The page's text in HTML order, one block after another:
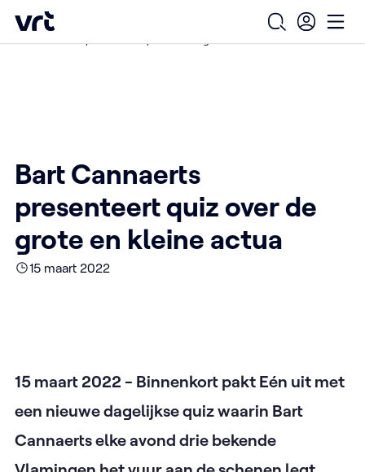
Ga naar de hoofdinhoud
VRT (home)
Open
Home /
Bart Cannaerts
presenteert quiz over de
grote en kleine actua
15 maart 2022
15 maart 2022 - Binnenkort pakt Eén uit met
een nieuwe dagelijkse quiz waarin Bart
Cannaerts elke avond drie bekende